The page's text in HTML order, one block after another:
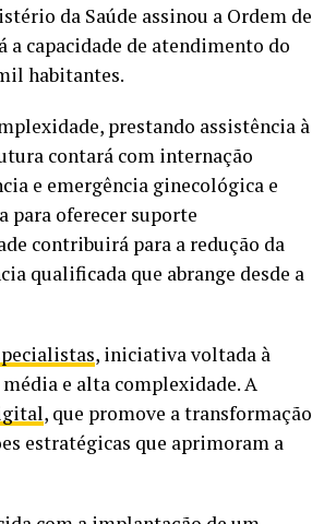
da Saúde assinou a Ordem de
a capacidade de atendimento do
habitantes.
prestando assistência à
contará com internação
e emergência ginecológica e
para oferecer suporte
contribuirá para a redução da
qualificada que abrange desde a
, iniciativa voltada à
e alta complexidade. A
, que promove a transformação
estratégicas que aprimoram a